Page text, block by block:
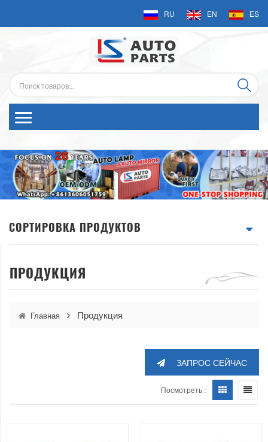
RU EN ES
СОРТИРОВКА ПРОДУКТОВ
ПРОДУКЦИЯ
Главная Продукция
ЗАПРОС СЕЙЧАС
Посмотреть :